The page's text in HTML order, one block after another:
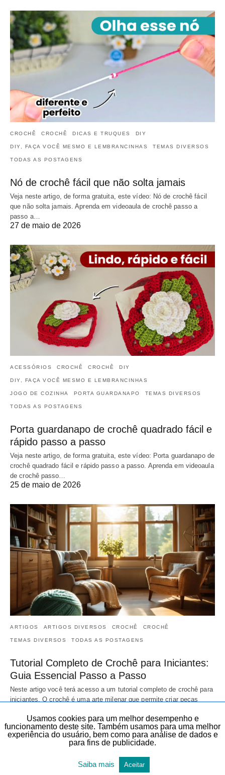
CROCHÊ CROCHÊ DICAS E TRUQUES DIY
DIY, FAÇA VOCÊ MESMO E LEMBRANCINHAS TEMAS DIVERSOS
TODAS AS POSTAGENS
Nó de crochê fácil que não solta jamais
Veja neste artigo, de forma gratuita, este vídeo: Nó de crochê fácil
que não solta jamais. Aprenda em videoaula de crochê passo a
passo a…
27 de maio de 2026
ACESSÓRIOS CROCHÊ CROCHÊ DIY
DIY, FAÇA VOCÊ MESMO E LEMBRANCINHAS
JOGO DE COZINHA PORTA GUARDANAPO TEMAS DIVERSOS
TODAS AS POSTAGENS
Porta guardanapo de crochê quadrado fácil e
rápido passo a passo
Veja neste artigo, de forma gratuita, este vídeo: Porta guardanapo de
crochê quadrado fácil e rápido passo a passo. Aprenda em videoaula
de crochê passo…
25 de maio de 2026
ARTIGOS ARTIGOS DIVERSOS CROCHÊ CROCHÊ
TEMAS DIVERSOS TODAS AS POSTAGENS
Tutorial Completo de Crochê para Iniciantes:
Guia Essencial Passo a Passo
Neste artigo você terá acesso a um tutorial completo de crochê para
iniciantes. O crochê é uma arte milenar que permite criar peças
23 de maio de 2026
Usamos cookies para um melhor desempenho e
funcionamento deste site. Também usamos para uma melhor
experiência do usuário, bem como para análise de dados e
para fins de publicidade.
Saiba mais Aceitar